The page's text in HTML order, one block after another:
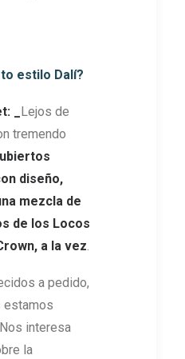
estilo Dalí?
_
Lejos de
tremendo
diseño,
mezcla de
de los Locos
a la vez.
a pedido,
estamos
interesa
la